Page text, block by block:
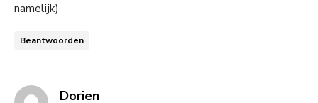
namelijk)
Beantwoorden
Doriensays: